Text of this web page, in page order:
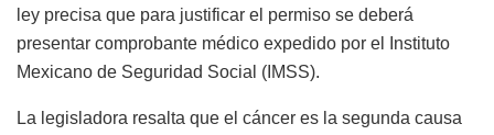
ley precisa que para justificar el permiso se deberá
presentar comprobante médico expedido por el Instituto
Mexicano de Seguridad Social (IMSS).
La legisladora resalta que el cáncer es la segunda causa